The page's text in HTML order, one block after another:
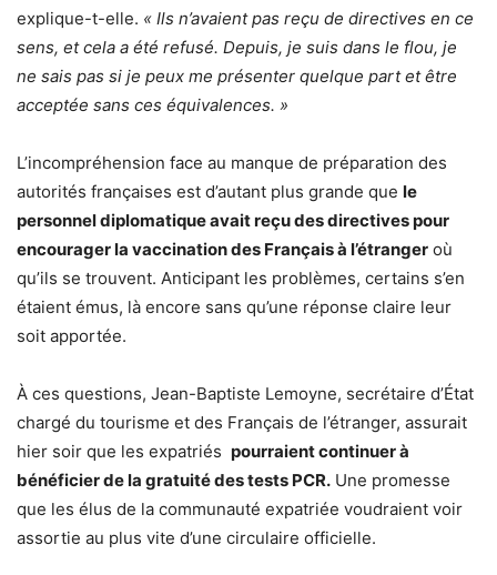
explique-t-elle. « Ils n’avaient pas reçu de directives en ce
sens, et cela a été refusé. Depuis, je suis dans le flou, je
ne sais pas si je peux me présenter quelque part et être
acceptée sans ces équivalences. »
L’incompréhension face au manque de préparation des
autorités françaises est d’autant plus grande que le
personnel diplomatique avait reçu des directives pour
encourager la vaccination des Français à l’étranger où
qu’ils se trouvent. Anticipant les problèmes, certains s’en
étaient émus, là encore sans qu’une réponse claire leur
soit apportée.
À ces questions, Jean-Baptiste Lemoyne, secrétaire d’État
chargé du tourisme et des Français de l’étranger, assurait
hier soir que les expatriés pourraient continuer à
bénéficier de la gratuité des tests PCR. Une promesse
que les élus de la communauté expatriée voudraient voir
assortie au plus vite d’une circulaire officielle.